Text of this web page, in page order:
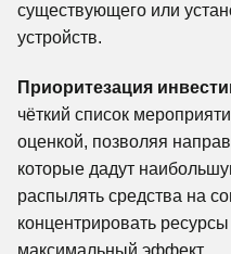
существующего или
устройств.
Приоритезация
чёткий список
оценкой, позволяя
которые дадут
распылять средства на
концентрировать
максимальный эффект.